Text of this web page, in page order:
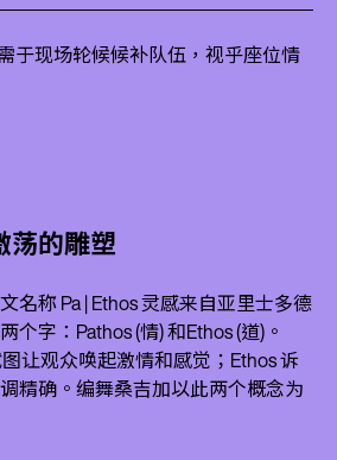
于现场轮候候补队伍，视乎座位情
的雕塑
名称 Pa | Ethos 灵感来自亚里士多德
个字：Pathos (情) 和Ethos (道)。
让观众唤起激情和感觉；Ethos 诉
精确。编舞桑吉加以此两个概念为